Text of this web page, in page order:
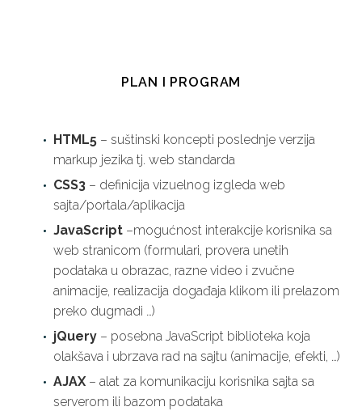
PLAN I PROGRAM
HTML5 – suštinski koncepti poslednje verzija
markup jezika tj. web standarda
CSS3 – definicija vizuelnog izgleda web
sajta/portala/aplikacija
JavaScript –mogućnost interakcije korisnika sa
web stranicom (formulari, provera unetih
podataka u obrazac, razne video i zvučne
animacije, realizacija događaja klikom ili prelazom
preko dugmadi …)
jQuery – posebna JavaScript biblioteka koja
olakšava i ubrzava rad na sajtu (animacije, efekti, …)
AJAX– alat za komunikaciju korisnika sajta sa
serverom ili bazom podataka